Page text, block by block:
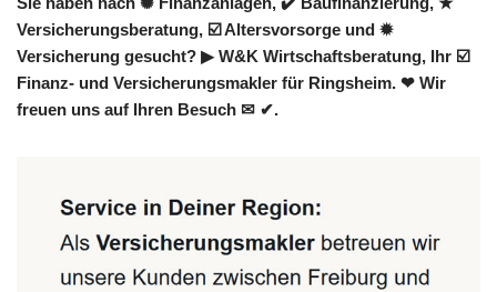
Versicherungsberatung, ☑️ Altersvorsorge und ✹
Versicherung gesucht? ▶︎ W&K Wirtschaftsberatung, Ihr ☑️
Finanz- und Versicherungsmakler für Ringsheim. ❤ Wir
freuen uns auf Ihren Besuch ✉ ✔.